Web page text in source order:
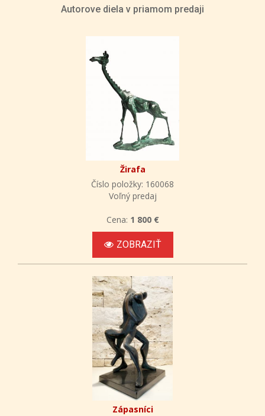
Autorove diela v priamom predaji
Žirafa
Číslo položky: 160068
Voľný predaj
Cena: 1 800 €
ZOBRAZIŤ
Zápasníci